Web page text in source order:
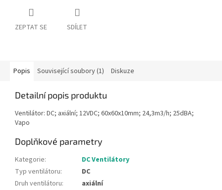
ZEPTAT SE SDÍLET
Popis Související soubory (1) Diskuze
Detailní popis produktu
Ventilátor: DC; axiální; 12VDC; 60x60x10mm; 24,3m3/h; 25dBA;
Vapo
Doplňkové parametry
Kategorie:
DC Ventilátory
Typ ventilátoru:
DC
Druh ventilátoru:
axiální